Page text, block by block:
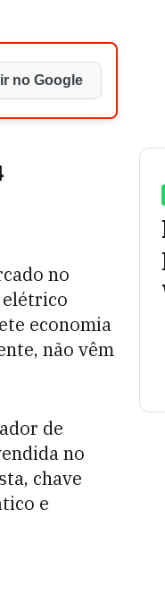
no Google
no
economia
não vêm
de
no
chave
e